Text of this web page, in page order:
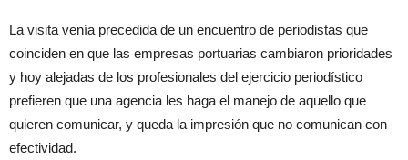
La visita venía precedida de un encuentro de periodistas que
coinciden en que las empresas portuarias cambiaron prioridades
y hoy alejadas de los profesionales del ejercicio periodístico
prefieren que una agencia les haga el manejo de aquello que
quieren comunicar, y queda la impresión que no comunican con
efectividad.